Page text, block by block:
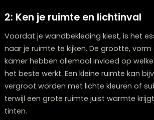
woonaccessoireskomen pas echt
juiste achtergrond. Dat is waarom
niet overhaast te werk te gaan en
overwegen voordat je een
2: Ken je ruimte en
Voordat je wandbekleding kiest, is